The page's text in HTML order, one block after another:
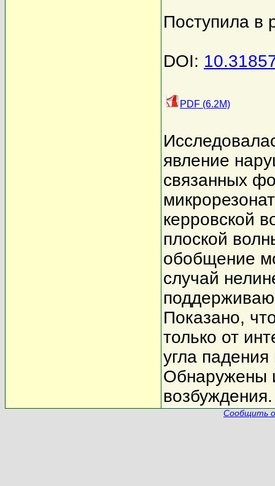
Поступила в
DOI:
PDF (6.2M)
явление
связанных
керровской
плоской
обобщение
случай
Показано,
только от
угла
Обнаружены
возбуждения.
Сообщить о